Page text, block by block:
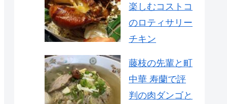
楽しむコストコ
のロティサリー
チキン
藤枝の先輩と町
中華 寿蘭で評
判の肉ダンゴと